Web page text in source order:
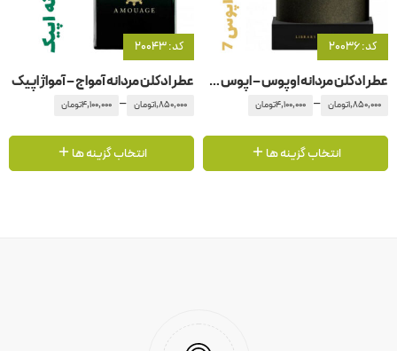
کد: 20036
عطر ادکلن مردانه اوپوس – اپوس 7 آمواج – آمواژ
1,850,000تومان –
4,100,000تومان
انتخاب گزینه ها
کد: 20043
عطر ادکلن مردانه آمواج – آمواژ اپیک
1,850,000تومان –
4,100,000تومان
انتخاب گزینه ها